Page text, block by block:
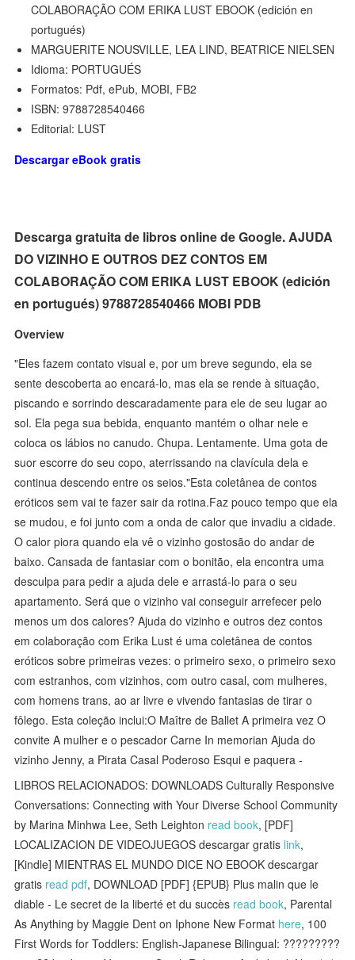
COLABORAÇÃO COM ERIKA LUST EBOOK (edición en
portugués)
MARGUERITE NOUSVILLE, LEA LIND, BEATRICE NIELSEN
Idioma: PORTUGUÉS
Formatos: Pdf, ePub, MOBI, FB2
ISBN: 9788728540466
Editorial: LUST
Descargar eBook gratis
Descarga gratuita de libros online de Google. AJUDA
DO VIZINHO E OUTROS DEZ CONTOS EM
COLABORAÇÃO COM ERIKA LUST EBOOK (edición
en portugués) 9788728540466 MOBI PDB
Overview
"Eles fazem contato visual e, por um breve segundo, ela se
sente descoberta ao encará-lo, mas ela se rende à situação,
piscando e sorrindo descaradamente para ele de seu lugar ao
sol. Ela pega sua bebida, enquanto mantém o olhar nele e
coloca os lábios no canudo. Chupa. Lentamente. Uma gota de
suor escorre do seu copo, aterrissando na clavícula dela e
continua descendo entre os seios."Esta coletânea de contos
eróticos sem vai te fazer sair da rotina.Faz pouco tempo que ela
se mudou, e foi junto com a onda de calor que invadiu a cidade.
O calor piora quando ela vê o vizinho gostosão do andar de
baixo. Cansada de fantasiar com o bonitão, ela encontra uma
desculpa para pedir a ajuda dele e arrastá-lo para o seu
apartamento. Será que o vizinho vai conseguir arrefecer pelo
menos um dos calores? Ajuda do vizinho e outros dez contos
em colaboração com Erika Lust é uma coletânea de contos
eróticos sobre primeiras vezes: o primeiro sexo, o primeiro sexo
com estranhos, com vizinhos, com outro casal, com mulheres,
com homens trans, ao ar livre e vivendo fantasias de tirar o
fôlego. Esta coleção inclui:O Maître de Ballet A primeira vez O
convite A mulher e o pescador Carne In memorian Ajuda do
vizinho Jenny, a Pirata Casal Poderoso Esqui e paquera -
LIBROS RELACIONADOS: DOWNLOADS Culturally Responsive
Conversations: Connecting with Your Diverse School Community
by Marina Minhwa Lee, Seth Leighton read book, [PDF]
LOCALIZACION DE VIDEOJUEGOS descargar gratis link,
[Kindle] MIENTRAS EL MUNDO DICE NO EBOOK descargar
gratis read pdf, DOWNLOAD [PDF] {EPUB} Plus malin que le
diable - Le secret de la liberté et du succès read book, Parental
As Anything by Maggie Dent on Iphone New Format here, 100
First Words for Toddlers: English-Japanese Bilingual: ?????????